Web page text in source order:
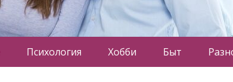
Психология Хобби Быт